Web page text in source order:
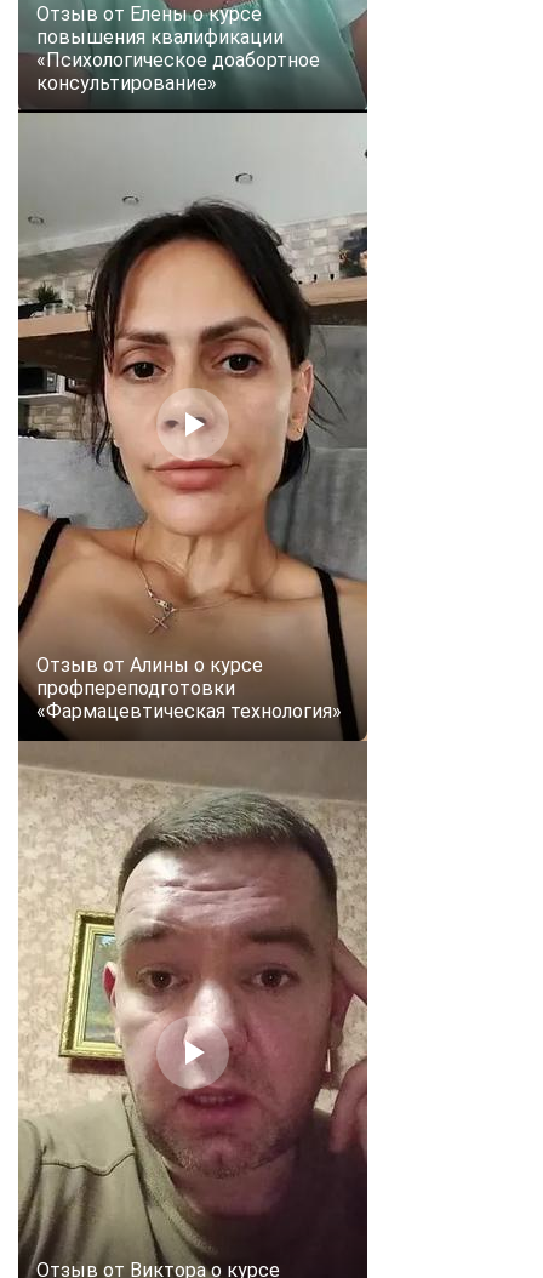
Отзыв от Елены о курсе
повышения квалификации
«Психологическое доабортное
консультирование»
Отзыв от Алины о курсе
профпереподготовки
«Фармацевтическая технология»
Отзыв от Виктора о курсе